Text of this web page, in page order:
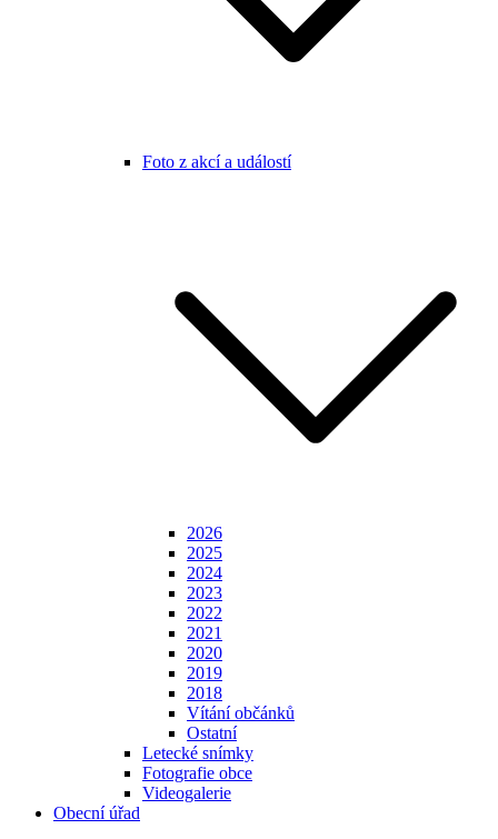
Foto z akcí a událostí
2026
2025
2024
2023
2022
2021
2020
2019
2018
Vítání občánků
Ostatní
Letecké snímky
Fotografie obce
Videogalerie
Obecní úřad